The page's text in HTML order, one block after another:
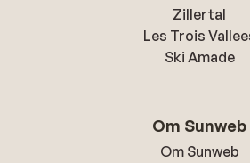
Zillertal
Les Trois
Ski Amade
Om Sunweb
Om Sunweb